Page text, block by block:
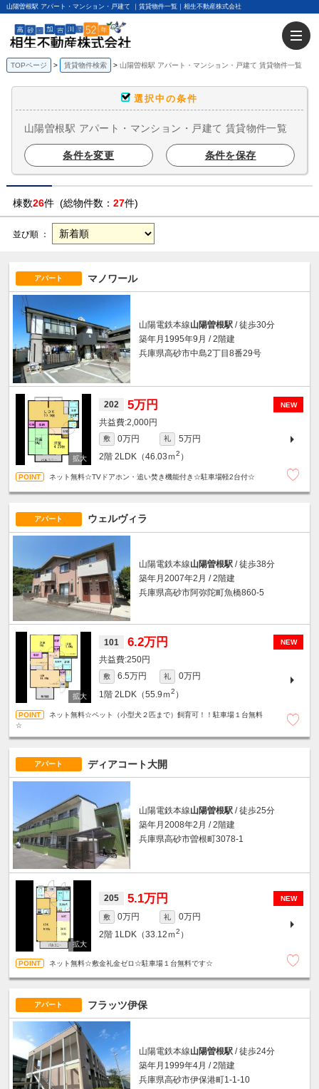
山陽曽根駅 アパート・マンション・戸建て ｜賃貸物件一覧｜相生不動産株式会社
TOPページ 賃貸物件検索 山陽曽根駅 アパート・マンション・戸建て 賃貸物件一覧
選択中の条件
山陽曽根駅 アパート・マンション・戸建て 賃貸物件一覧
条件を変更 条件を保存
棟数26件 (総物件数： 27件)
並び順 ：
アパート マノワール
山陽電鉄本線山陽曽根駅 / 徒歩30分
築年月1995年9月 / 2階建
兵庫県高砂市中島2丁目8番29号
NEW
202 5万円
2,000円
敷 0万円 礼
5万円
2階 2LDK（46.03ｍ2 ）
ネット無料☆TVドアホン・追い焚き機能付き☆駐車場軽2台付☆
アパート ウェルヴィラ
山陽電鉄本線山陽曽根駅 / 徒歩38分
築年月2007年2月 / 2階建
兵庫県高砂市阿弥陀町魚橋860-5
NEW
101 6.2万円
250円
敷 6.5万円 礼
0万円
1階 2LDK（55.9ｍ2 ）
ネット無料☆ペット（小型犬２匹まで）飼育可！！駐車場１台無料
☆
アパート ディアコート大開
山陽電鉄本線山陽曽根駅 / 徒歩25分
築年月2008年2月 / 2階建
兵庫県高砂市曽根町3078-1
NEW
205 5.1万円
敷 0万円 礼
0万円
2階 1LDK（33.12ｍ2 ）
ネット無料☆敷金礼金ゼロ☆駐車場１台無料です☆
アパート フラッツ伊保
山陽電鉄本線山陽曽根駅 / 徒歩24分
築年月1999年4月 / 2階建
兵庫県高砂市伊保港町1-1-10